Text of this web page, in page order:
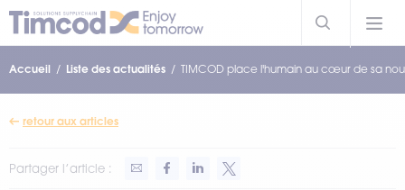
Accueil Liste des actualités TIMCOD place l'humain au cœur de sa
retour aux articles
Partager l’article :